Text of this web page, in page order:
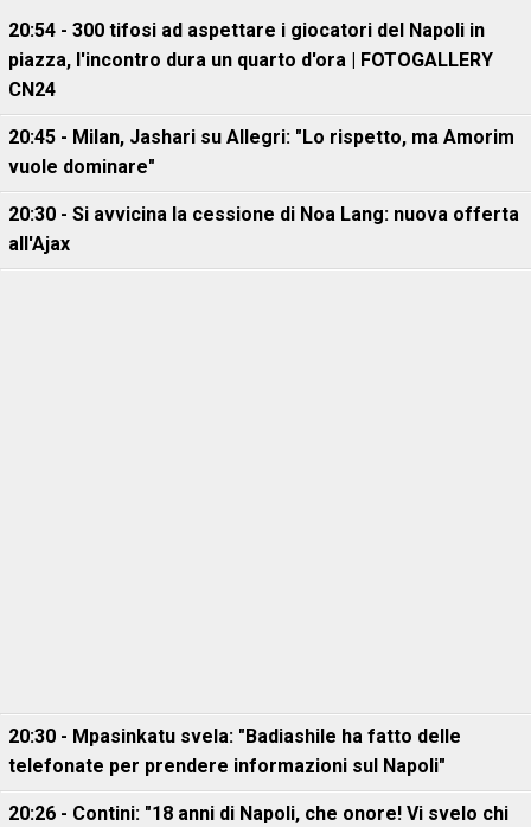
20:54 - 300 tifosi ad aspettare i giocatori del Napoli in
piazza, l'incontro dura un quarto d'ora | FOTOGALLERY
CN24
20:45 - Milan, Jashari su Allegri: "Lo rispetto, ma Amorim
vuole dominare"
20:30 - Si avvicina la cessione di Noa Lang: nuova offerta
all'Ajax
20:30 - Mpasinkatu svela: "Badiashile ha fatto delle
telefonate per prendere informazioni sul Napoli"
20:26 - Contini: "18 anni di Napoli, che onore! Vi svelo chi